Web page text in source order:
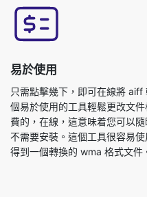
易於使用
個易於使用的工具輕鬆更改文
不需要安裝。這個工具很容易
得到一個轉換的 wma 格式文件